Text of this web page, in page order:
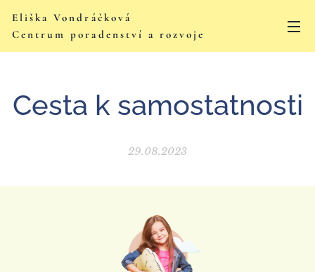
Eliška Vondráčková
Centrum poradenství a rozvoje
Cesta k samostatnosti
29.08.2023